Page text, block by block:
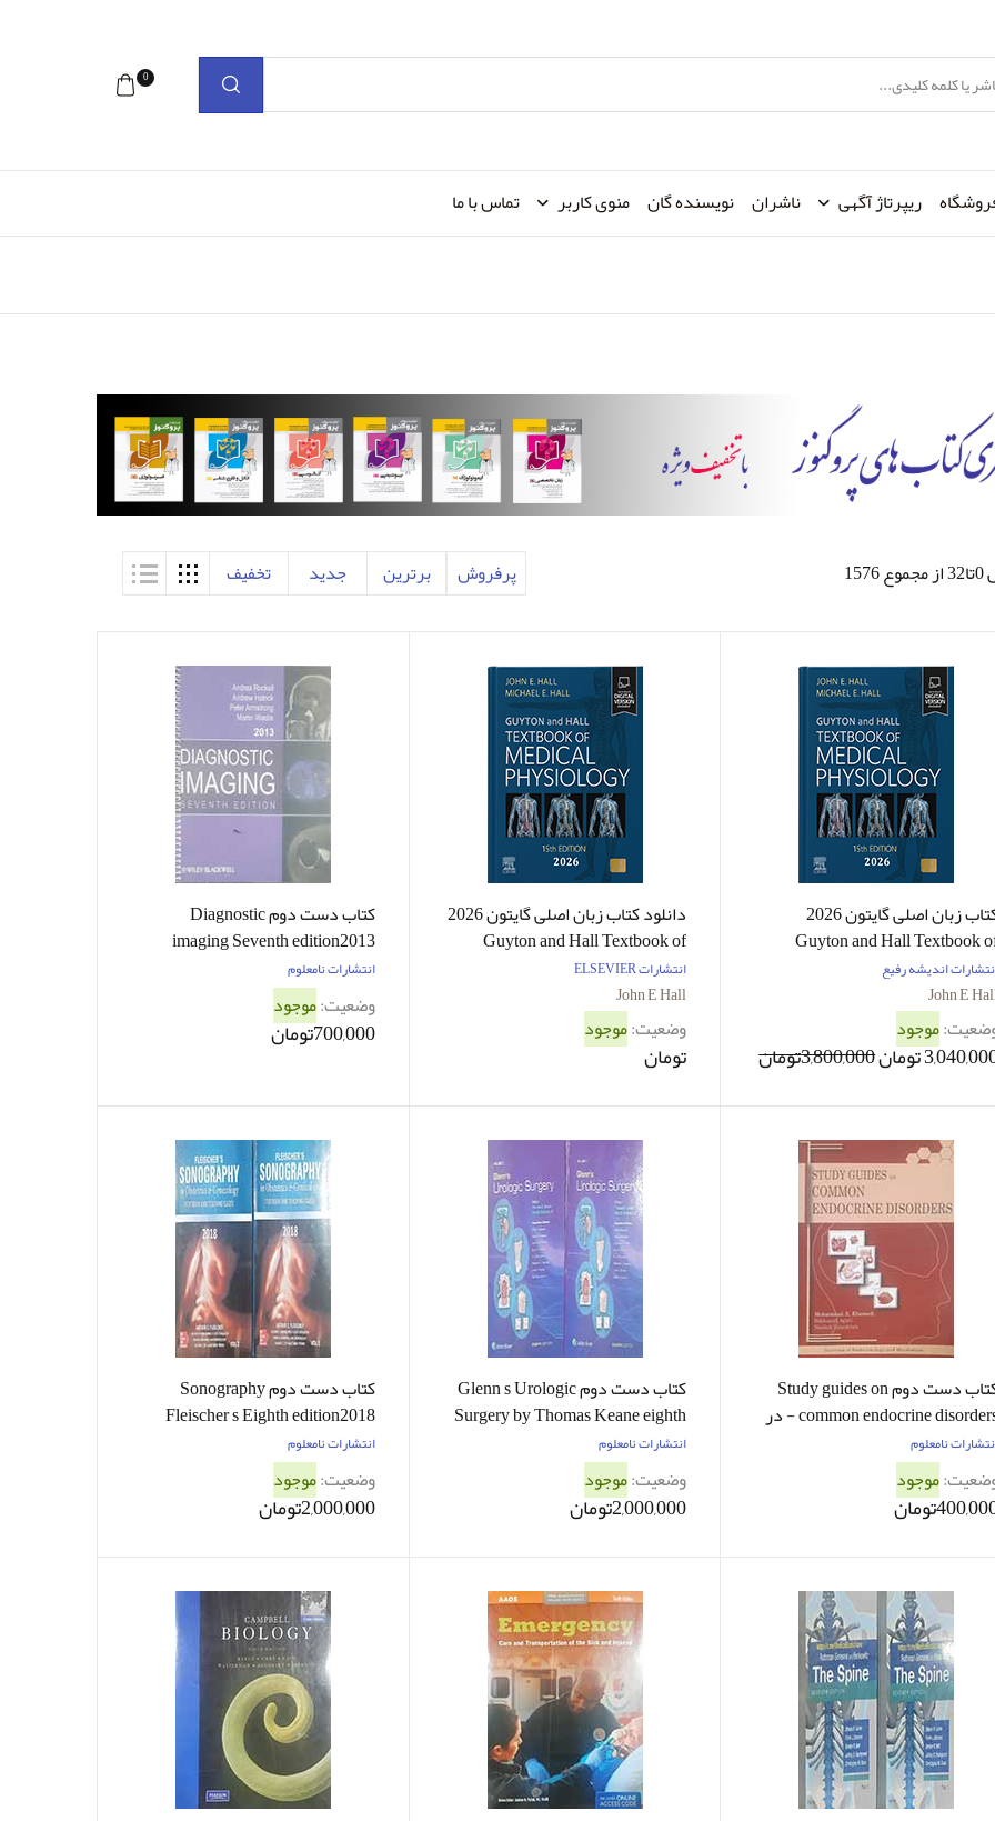
0
ریپرتاژ آگهی ناشران نویسنده گان منوی کاربر تماس با ما
پرفروش برترین جدید تخفیف
کتاب زبان اصلی گایتون 2026
Guyton and Hall Textbook
Medical Physiology
اندیشه رفیع
John E
موجود
تومان 3,800,000تومان
دانلود کتاب زبان اصلی گایتون 2026
Guyton and Hall Textbook of
Medical Physiology Review
انتشارات ELSEVIER
John E Hall
وضعیت:موجود
تومان
کتاب دست دوم Diagnostic
imaging Seventh edition2013
انتشارات نامعلوم
وضعیت:موجود
700,000تومان
کتاب دست دوم Study guides on
common endocrine disorders - در
نو نامعلوم
موجود
کتاب دست دوم Glenn s Urologic
Surgery by Thomas Keane eighth
edition Vol1 and Vol2 - در حد نو
انتشارات نامعلوم
وضعیت:موجود
2,000,000تومان
کتاب دست دوم Sonography
Fleischer s Eighth edition2018
Vol1 and Vol2 - در حد نو
انتشارات نامعلوم
وضعیت:موجود
2,000,000تومان